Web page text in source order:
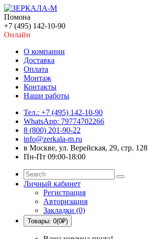
Помона
+7 (495) 142-10-90
Онлайн
О компании
Доставка
Оплата
Монтаж
Контакты
Наши работы
Тел.: +7 (495) 142-10-90
WhatsApp: 79774702266
8 (800) 201-90-22
info@zerkala-m.ru
в Москве, ул. Верейская, 29, стр. 128
Пн-Пт 09:00-18:00
Личный кабинет
Регистрация
Авторизация
Закладки (0)
Товары: 0(0₽)